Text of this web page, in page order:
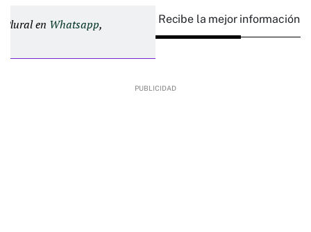
Plural en Whatsapp, Recibe la mejor información